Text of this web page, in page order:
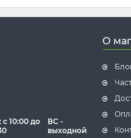
: с 10:00 до
ВС -
выходной
О